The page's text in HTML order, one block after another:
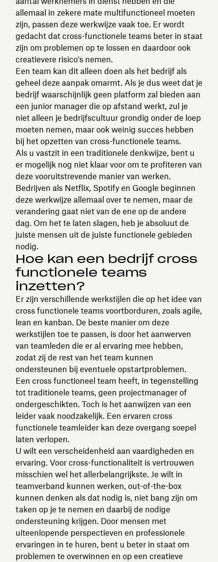
allemaal in zekere mate multifunctioneel moeten
zijn, passen deze werkwijze vaak toe. Er wordt
gedacht dat cross-functionele teams beter in staat
zijn om problemen op te lossen en daardoor ook
creatievere risico's nemen.
Een team kan dit alleen doen als het bedrijf als
geheel deze aanpak omarmt. Als je dus weet dat je
bedrijf waarschijnlijk geen platform zal bieden aan
een junior manager die op afstand werkt, zul je
niet alleen je bedrijfscultuur grondig onder de loep
moeten nemen, maar ook weinig succes hebben
bij het opzetten van cross-functionele teams.
Als u vastzit in een traditionele denkwijze, bent u
er mogelijk nog niet klaar voor om te profiteren van
deze vooruitstrevende manier van werken.
Bedrijven als Netflix, Spotify en Google beginnen
deze werkwijze allemaal over te nemen, maar de
verandering gaat niet van de ene op de andere
dag. Om het te laten slagen, heb je absoluut de
juiste mensen uit de juiste functionele gebieden
nodig.
Hoe kan een bedrijf cross
functionele teams
inzetten?
Er zijn verschillende werkstijlen die op het idee van
cross functionele teams voortborduren, zoals agile,
lean en kanban. De beste manier om deze
werkstijlen toe te passen, is door het aanwerven
van teamleden die er al ervaring mee hebben,
zodat zij de rest van het team kunnen
ondersteunen bij eventuele opstartproblemen.
Een cross functioneel team heeft, in tegenstelling
tot traditionele teams, geen projectmanager of
ondergeschikten. Toch is het aanwijzen van een
leider vaak noodzakelijk. Een ervaren cross
functionele teamleider kan deze overgang soepel
laten verlopen.
U wilt een verscheidenheid aan vaardigheden en
ervaring. Voor cross-functionaliteit is vertrouwen
misschien wel het allerbelangrijkste. Je wilt in
teamverband kunnen werken, out-of-the-box
kunnen denken als dat nodig is, niet bang zijn om
taken op je te nemen en daarbij de nodige
ondersteuning krijgen. Door mensen met
uiteenlopende perspectieven en professionele
ervaringen in te huren, bent u beter in staat om
problemen te overwinnen en op een creatieve